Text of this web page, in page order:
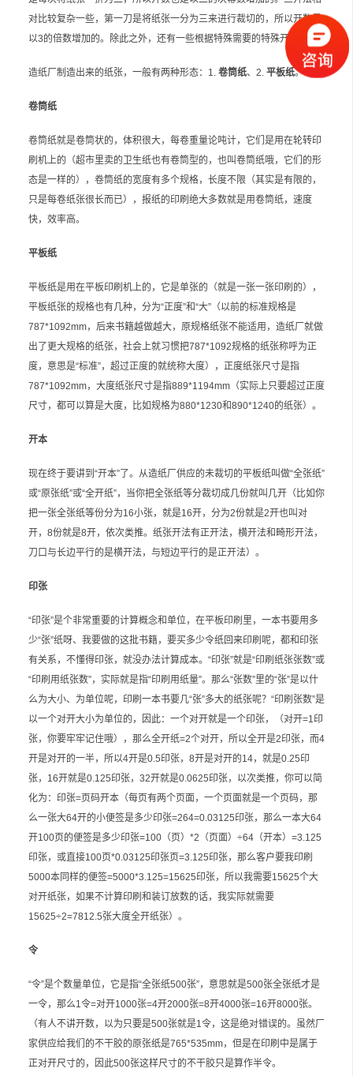
对比较复杂一些，第一刀是将纸张一分为三来进行裁切的，所以开数是
以3的倍数增加的。除此之外，还有一些根据特殊需要的特殊开法。
造纸厂制造出来的纸张，一般有两种形态：1. 卷筒纸、2. 平板纸。
卷筒纸
卷筒纸就是卷筒状的，体积很大，每卷重量论吨计，它们是用在轮转印
刷机上的（超市里卖的卫生纸也有卷筒型的，也叫卷筒纸哦，它们的形
态是一样的），卷筒纸的宽度有多个规格，长度不限（其实是有限的，
只是每卷纸张很长而已），报纸的印刷绝大多数就是用卷筒纸，速度
快，效率高。
平板纸
平板纸是用在平板印刷机上的，它是单张的（就是一张一张印刷的），
平板纸张的规格也有几种，分为“正度”和“大”（以前的标准规格是
787*1092mm，后来书籍越做越大，原规格纸张不能适用，造纸厂就做
出了更大规格的纸张，社会上就习惯把787*1092规格的纸张称呼为正
度，意思是“标准”，超过正度的就统称大度），正度纸张尺寸是指
787*1092mm，大度纸张尺寸是指889*1194mm（实际上只要超过正度
尺寸，都可以算是大度，比如规格为880*1230和890*1240的纸张）。
开本
现在终于要讲到“开本”了。从造纸厂供应的未裁切的平板纸叫做“全张纸”
或“原张纸”或“全开纸”，当你把全张纸等分裁切成几份就叫几开（比如你
把一张全张纸等份分为16小张，就是16开，分为2份就是2开也叫对
开，8份就是8开，依次类推。纸张开法有正开法，横开法和畸形开法，
刀口与长边平行的是横开法，与短边平行的是正开法）。
印张
“印张”是个非常重要的计算概念和单位，在平板印刷里，一本书要用多
少“张”纸呀、我要做的这批书籍，要买多少令纸回来印刷呢，都和印张
有关系，不懂得印张，就没办法计算成本。“印张”就是“印刷纸张张数”或
“印刷用纸张数”，实际就是指“印刷用纸量”。那么“张数”里的“张”是以什
么为大小、为单位呢，印刷一本书要几“张”多大的纸张呢？“印刷张数”是
以一个对开大小为单位的，因此：一个对开就是一个印张，（对开=1印
张，你要牢牢记住哦），那么全开纸=2个对开，所以全开是2印张，而4
开是对开的一半，所以4开是0.5印张，8开是对开的14，就是0.25印
张，16开就是0.125印张，32开就是0.0625印张，以次类推，你可以简
化为：印张=页码开本（每页有两个页面，一个页面就是一个页码，那
么一张大64开的小便签是多少印张=264=0.03125印张，那么一本大64
开100页的便签是多少印张=100（页）*2（页面）÷64（开本）=3.125
印张，或直接100页*0.03125印张页=3.125印张，那么客户要我印刷
5000本同样的便签=5000*3.125=15625印张，所以我需要15625个大
对开纸张，如果不计算印刷和装订放数的话，我实际就需要
15625÷2=7812.5张大度全开纸张）。
令
“令”是个数量单位，它是指“全张纸500张”，意思就是500张全张纸才是
一令，那么1令=对开1000张=4开2000张=8开4000张=16开8000张。
（有人不讲开数，以为只要是500张就是1令，这是绝对错误的。虽然厂
家供应给我们的不干胶的原张纸是765*535mm，但是在印刷中是属于
正对开尺寸的，因此500张这样尺寸的不干胶只是算作半令。